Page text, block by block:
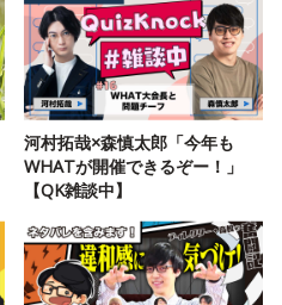
河村拓哉×森慎太郎「今年も
WHATが開催できるぞー！」
【QK雑談中】